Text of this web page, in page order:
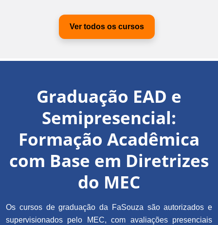
Ver todos os cursos
Graduação EAD e
Semipresencial:
Formação Acadêmica
com Base em Diretrizes
do MEC
Os cursos de graduação da FaSouza são autorizados e
supervisionados pelo MEC, com avaliações presenciais